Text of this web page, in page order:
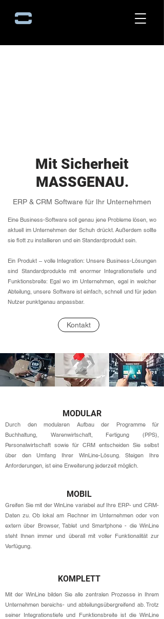
Mit Sicherheit
MASSGENAU.
ERP & CRM Software für Ihr Unternehmen
Eine Business-Software soll genau jene Probleme lösen, wo
aktuell im Unternehmen der Schuh drückt. Außerdem sollte
sie flott zu installieren und ein Standardprodukt sein.
Ein Produkt – volle Integration: Unsere Business-Lösungen
sind Standardprodukte mit enormer Integrationstiefe und
Funktionsbreite: Egal wo im Unternehmen, egal in welcher
Abteilung, unsere Software ist einfach, schnell und für jeden
Nutzer punktgenau anpassbar.
Kontakt
MODULAR
Durch den modularen Aufbau der Programme für
Buchhaltung, Warenwirtschaft, Fertigung (PPS),
Personalwirtschaft sowie für CRM entscheiden Sie selbst
über den Umfang Ihrer WinLine-Lösung. Steigen Ihre
Anforderungen, ist eine Erweiterung jederzeit möglich.
MOBIL
Greifen Sie mit der WinLine variabel auf Ihre ERP- und CRM-
Daten zu. Ob lokal am Rechner im Unternehmen oder von
extern über Browser, Tablet und Smartphone - die WinLine
steht Ihnen immer und überall mit voller Funktionalität zur
Verfügung.
KOMPLETT
Mit der WinLine bilden Sie alle zentralen Prozesse in Ihrem
Unternehmen bereichs- und abteilungsübergreifend ab. Trotz
seiner Integrationstiefe und Funktionsbreite ist die WinLine